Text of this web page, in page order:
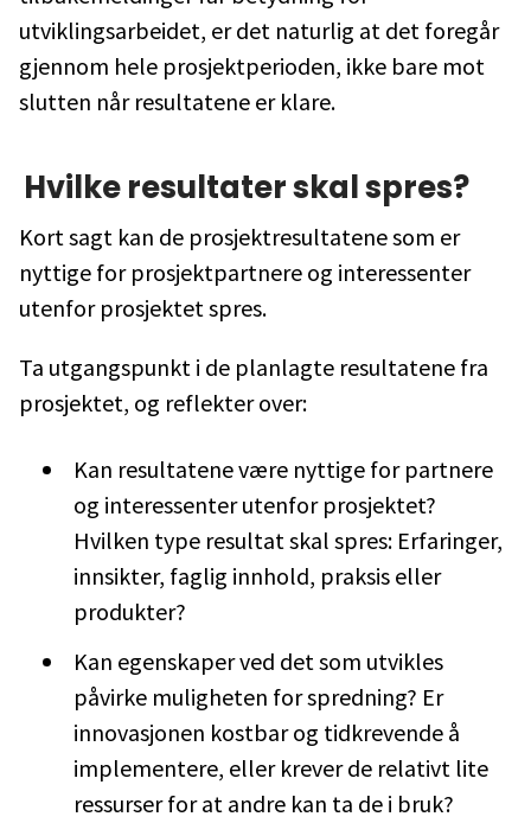
utviklingsarbeidet, er det naturlig at det foregår
gjennom hele prosjektperioden, ikke bare mot
slutten når resultatene er klare.
Hvilke resultater skal spres?
Kort sagt kan de prosjektresultatene som er
nyttige for prosjektpartnere og interessenter
utenfor prosjektet spres.
Ta utgangspunkt i de planlagte resultatene fra
prosjektet, og reflekter over:
Kan resultatene være nyttige for partnere
og interessenter utenfor prosjektet?
Hvilken type resultat skal spres: Erfaringer,
innsikter, faglig innhold, praksis eller
produkter?
Kan egenskaper ved det som utvikles
påvirke muligheten for spredning? Er
innovasjonen kostbar og tidkrevende å
implementere, eller krever de relativt lite
ressurser for at andre kan ta de i bruk?